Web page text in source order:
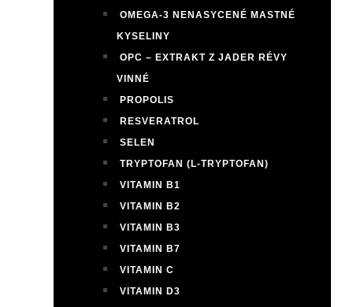
OMEGA-3 NENASYCENÉ MASTNÉ
KYSELINY
OPC – EXTRAKT Z JADER RÉVY
VINNÉ
PROPOLIS
RESVERATROL
SELEN
TRYPTOFAN (L-TRYPTOFAN)
VITAMIN B1
VITAMIN B2
VITAMIN B3
VITAMIN B7
VITAMIN C
VITAMIN D3